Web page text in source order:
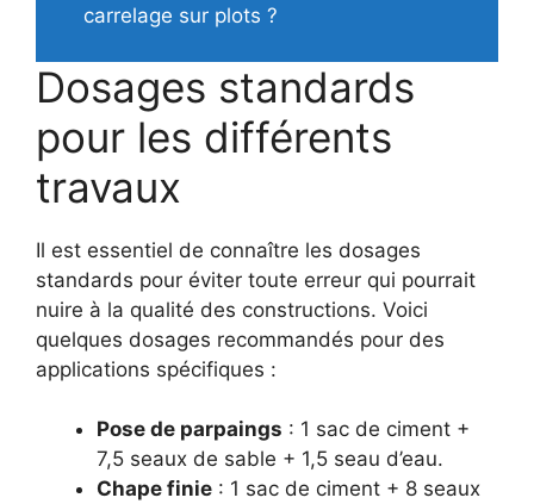
carrelage sur plots ?
Dosages standards
pour les différents
travaux
Il est essentiel de connaître les dosages
standards pour éviter toute erreur qui pourrait
nuire à la qualité des constructions. Voici
quelques dosages recommandés pour des
applications spécifiques :
Pose de parpaings : 1 sac de ciment +
7,5 seaux de sable + 1,5 seau d’eau.
Chape finie : 1 sac de ciment + 8 seaux